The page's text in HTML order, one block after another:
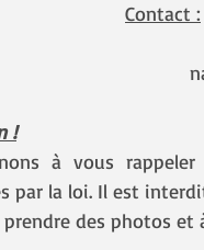
Contact :
!
à vous
par la loi. Il est
prendre des photos